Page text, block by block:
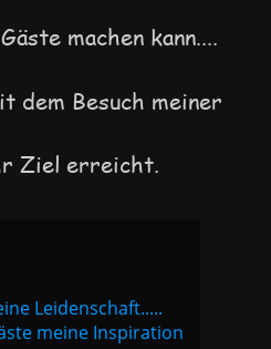
machen kann....
dem Besuch meiner
Ziel erreicht.
Leidenschaft.....
meine Inspiration